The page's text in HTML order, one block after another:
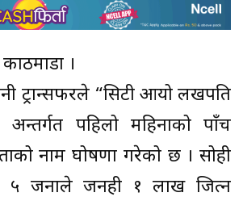
।
ट्रान्सफरले “सिटी आयो लखपति
अन्तर्गत पहिलो महिनाको पाँच
नाम घोषणा गरेको छ । सोही
५ जनाले जनही १ लाख जित्न